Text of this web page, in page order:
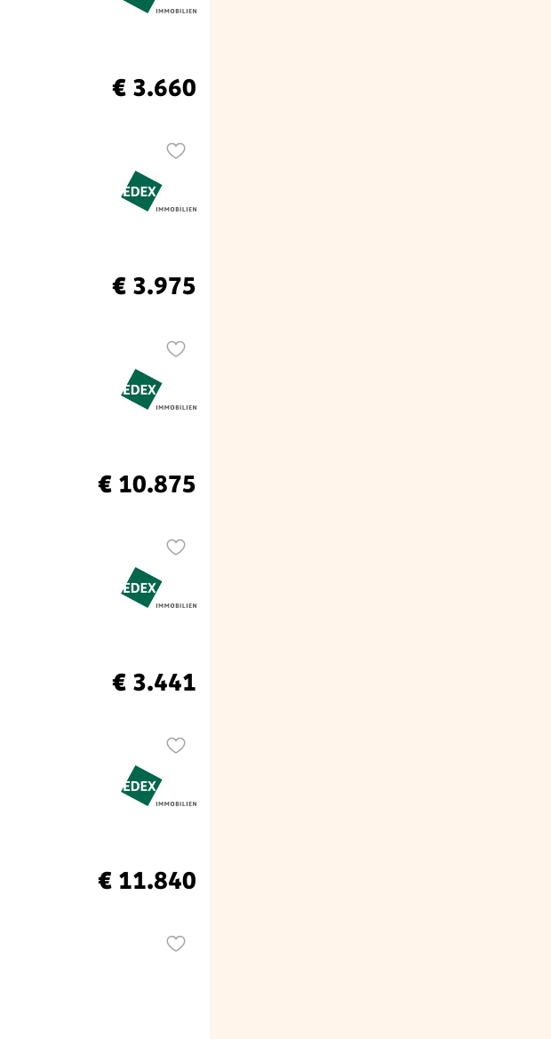
€ 3.660
€ 3.975
€ 10.875
€ 3.441
€ 11.840